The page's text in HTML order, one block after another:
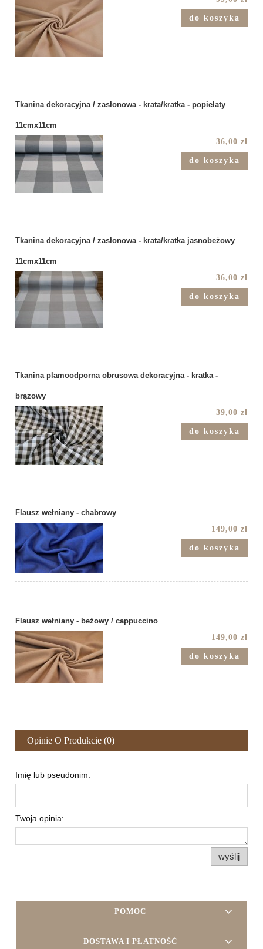
do koszyka
Tkanina dekoracyjna / zasłonowa - krata/kratka - popielaty
11cmx11cm
36,00 zł
do koszyka
Tkanina dekoracyjna / zasłonowa - krata/kratka jasnobeżowy
11cmx11cm
36,00 zł
do koszyka
Tkanina plamoodporna obrusowa dekoracyjna - kratka -
brązowy
39,00 zł
do koszyka
Flausz wełniany - chabrowy
149,00 zł
do koszyka
Flausz wełniany - beżowy / cappuccino
149,00 zł
do koszyka
Opinie O Produkcie (0)
Imię lub pseudonim:
Twoja opinia:
wyślij
POMOC
DOSTAWA I PŁATNOŚĆ